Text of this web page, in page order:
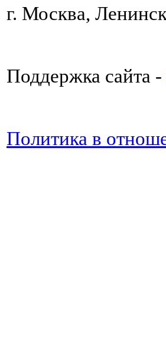
г. Москва,
Поддержка сайта -
Политика в